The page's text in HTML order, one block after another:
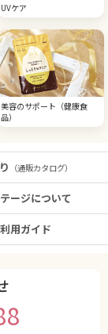
UVケア
美容のサポート（健康食
品）
（通販カタログ）
ージについて
用ガイド